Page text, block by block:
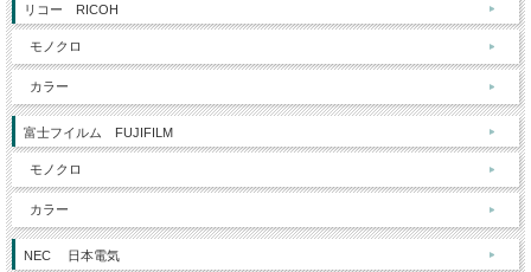
リコー RICOH
モノクロ
カラー
富士フイルム FUJIFILM
モノクロ
カラー
NEC 日本電気